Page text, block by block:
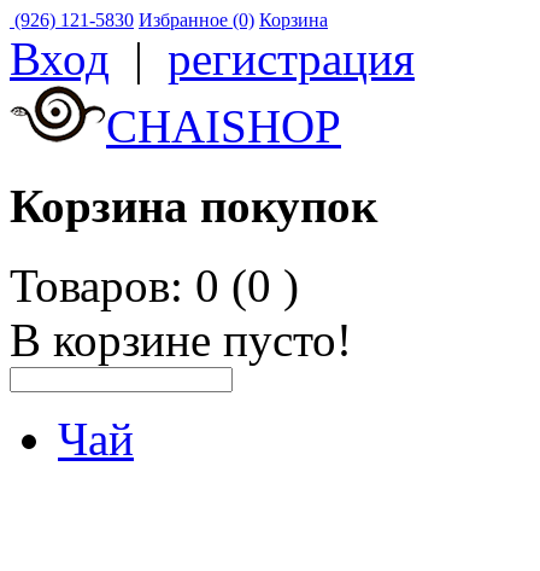
(926) 121-5830 Избранное (0) Корзина
Вход | регистрация
CHAISHOP
Корзина покупок
Товаров: 0 (0 )
В корзине пусто!
Чай